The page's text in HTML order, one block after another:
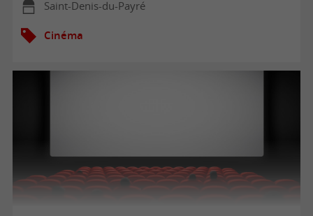
Saint-Denis-du-Payré
Cinéma